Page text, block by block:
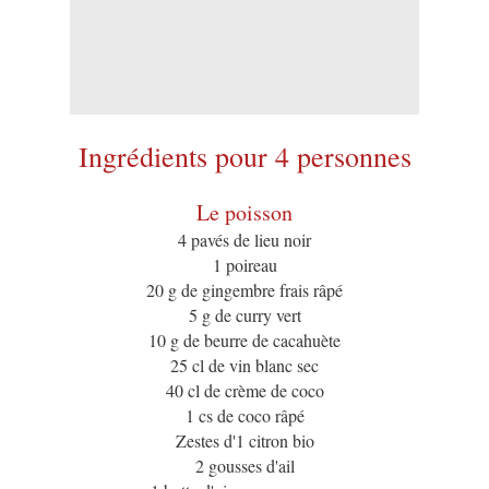
Ingrédients pour 4 personnes
Le poisson
4 pavés de lieu noir
1 poireau
20 g de gingembre frais râpé
5 g de curry vert
10 g de beurre de cacahuète
25 cl de vin blanc sec
40 cl de crème de coco
1 cs de coco râpé
Zestes d'1 citron bio
2 gousses d'ail